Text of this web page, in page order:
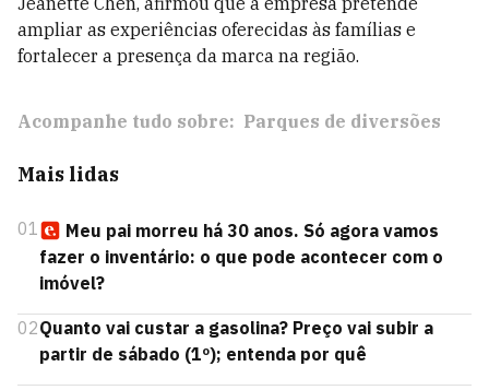
ampliar as experiências oferecidas às famílias e
fortalecer a presença da marca na região.
Acompanhe tudo sobre: Parques de diversões
Mais lidas
01
Meu pai morreu há 30 anos. Só agora vamos
fazer o inventário: o que pode acontecer com o
imóvel?
02Quanto vai custar a gasolina? Preço vai subir a
partir de sábado (1º); entenda por quê